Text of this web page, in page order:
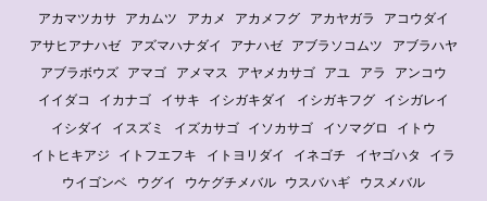
アカマツカサ
アカムツ アカメ アカメフグ アカヤガラ
アコウダイ
アサヒアナハゼ
アズマハナダイ アナハゼ アブラソコムツ
アブラハヤ
アブラボウズ
アマゴ アメマス アヤメカサゴ アユ アラ
アンコウ
イイダコ
イカナゴ イサキ イシガキダイ イシガキフグ
イシガレイ
イシダイ
イスズミ イズカサゴ イソカサゴ イソマグロ
イトウ
イトヒキアジ
イトフエフキ イトヨリダイ イネゴチ イヤゴハタ
イラ
ウイゴンベ
ウグイ ウケグチメバル ウスバハギ
ウスメバル